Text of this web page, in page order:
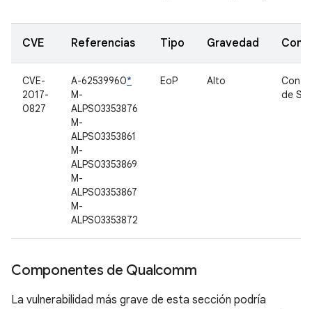
CVE Referencias Tipo Gravedad
CVE-
2017-
0827
A-62539960*
M-
ALPS03353876
M-
ALPS03353861
M-
ALPS03353869
M-
ALPS03353867
M-
ALPS03353872
EoP Alto
de
Componentes de Qualcomm
La vulnerabilidad más grave de esta sección podría